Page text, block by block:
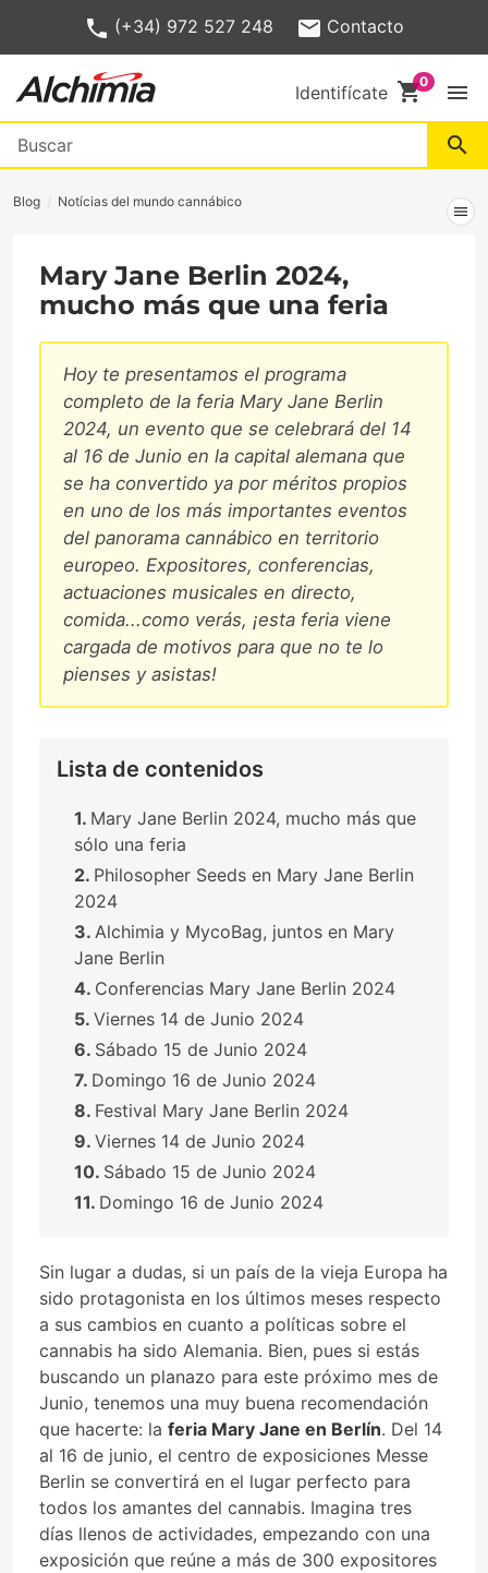
(+34) 972 527 248 Contacto
Identifícate shopping_cart menu
search
Blog Notícias del mundo cannábico
menu
Mary Jane Berlin 2024,
mucho más que una feria
Hoy te presentamos el programa
completo de la feria Mary Jane Berlin
2024, un evento que se celebrará del 14
al 16 de Junio en la capital alemana que
se ha convertido ya por méritos propios
en uno de los más importantes eventos
del panorama cannábico en territorio
europeo. Expositores, conferencias,
actuaciones musicales en directo,
comida...como verás, ¡esta feria viene
cargada de motivos para que no te lo
pienses y asistas!
Lista de contenidos
Mary Jane Berlin 2024, mucho más que
sólo una feria
Philosopher Seeds en Mary Jane Berlin
2024
Alchimia y MycoBag, juntos en Mary
Jane Berlin
Conferencias Mary Jane Berlin 2024
Viernes 14 de Junio 2024
Sábado 15 de Junio 2024
Domingo 16 de Junio 2024
Festival Mary Jane Berlin 2024
Viernes 14 de Junio 2024
Sábado 15 de Junio 2024
Domingo 16 de Junio 2024
Sin lugar a dudas, si un país de la vieja Europa ha
sido protagonista en los últimos meses respecto
a sus cambios en cuanto a políticas sobre el
cannabis ha sido Alemania. Bien, pues si estás
buscando un planazo para este próximo mes de
Junio, tenemos una muy buena recomendación
que hacerte: la feria Mary Jane en Berlín. Del 14
al 16 de junio, el centro de exposiciones Messe
Berlin se convertirá en el lugar perfecto para
todos los amantes del cannabis. Imagina tres
días llenos de actividades, empezando con una
exposición que reúne a más de 300 expositores